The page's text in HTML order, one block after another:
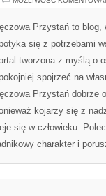
Przystań to
się z potrzebami
tworzona z myślą o
spojrzeć na
Przystań dobrze
kojarzy się z
się w człowieku.
charakter i